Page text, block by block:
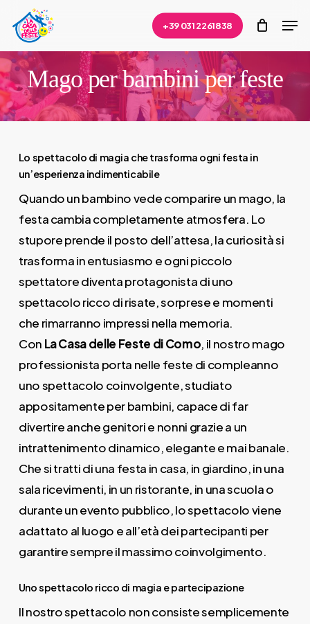
main
content
+39 031 2261838
Mago per bambini per feste
Lo spettacolo di magia che trasforma ogni festa in
un’esperienza indimenticabile
Quando un bambino vede comparire un mago, la
festa cambia completamente atmosfera. Lo
stupore prende il posto dell’attesa, la curiosità si
trasforma in entusiasmo e ogni piccolo
spettatore diventa protagonista di uno
spettacolo ricco di risate, sorprese e momenti
che rimarranno impressi nella memoria.
Con La Casa delle Feste di Como, il nostro mago
professionista porta nelle feste di compleanno
uno spettacolo coinvolgente, studiato
appositamente per bambini, capace di far
divertire anche genitori e nonni grazie a un
intrattenimento dinamico, elegante e mai banale.
Che si tratti di una festa in casa, in giardino, in una
sala ricevimenti, in un ristorante, in una scuola o
durante un evento pubblico, lo spettacolo viene
adattato al luogo e all’età dei partecipanti per
garantire sempre il massimo coinvolgimento.
Uno spettacolo ricco di magia e partecipazione
Il nostro spettacolo non consiste semplicemente